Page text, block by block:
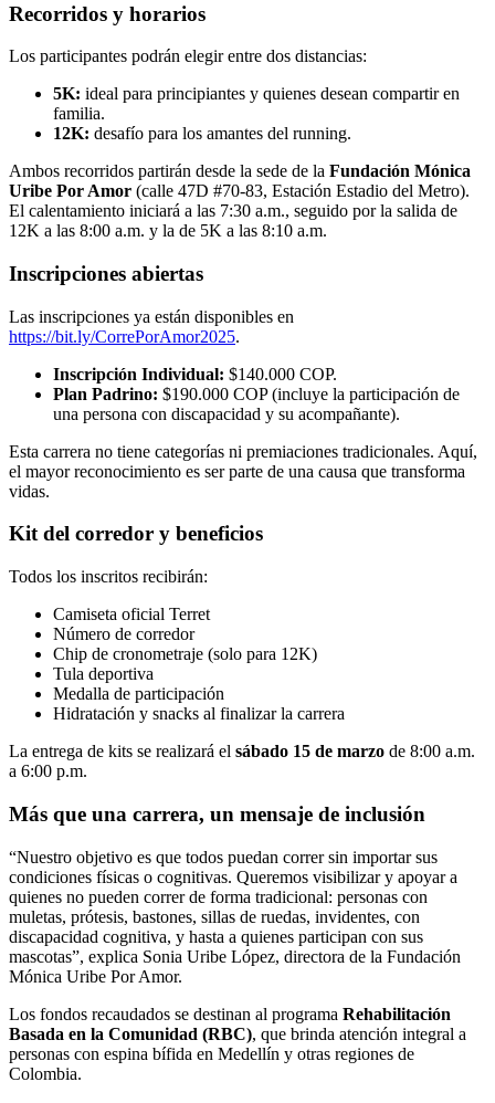
Recorridos y horarios
Los participantes podrán elegir entre dos distancias:
5K: ideal para principiantes y quienes desean compartir en
familia.
12K: desafío para los amantes del running.
Ambos recorridos partirán desde la sede de la Fundación Mónica
Uribe Por Amor (calle 47D #70-83, Estación Estadio del Metro).
El calentamiento iniciará a las 7:30 a.m., seguido por la salida de
12K a las 8:00 a.m. y la de 5K a las 8:10 a.m.
Inscripciones abiertas
Las inscripciones ya están disponibles en
https://bit.ly/CorrePorAmor2025.
Inscripción Individual: $140.000 COP.
Plan Padrino: $190.000 COP (incluye la participación de
una persona con discapacidad y su acompañante).
Esta carrera no tiene categorías ni premiaciones tradicionales. Aquí,
el mayor reconocimiento es ser parte de una causa que transforma
vidas.
Kit del corredor y beneficios
Todos los inscritos recibirán:
Camiseta oficial Terret
Número de corredor
Chip de cronometraje (solo para 12K)
Tula deportiva
Medalla de participación
Hidratación y snacks al finalizar la carrera
La entrega de kits se realizará el sábado 15 de marzo de 8:00 a.m.
a 6:00 p.m.
Más que una carrera, un mensaje de inclusión
“Nuestro objetivo es que todos puedan correr sin importar sus
condiciones físicas o cognitivas. Queremos visibilizar y apoyar a
quienes no pueden correr de forma tradicional: personas con
muletas, prótesis, bastones, sillas de ruedas, invidentes, con
discapacidad cognitiva, y hasta a quienes participan con sus
mascotas”, explica Sonia Uribe López, directora de la Fundación
Mónica Uribe Por Amor.
Los fondos recaudados se destinan al programa Rehabilitación
Basada en la Comunidad (RBC), que brinda atención integral a
personas con espina bífida en Medellín y otras regiones de
Colombia.